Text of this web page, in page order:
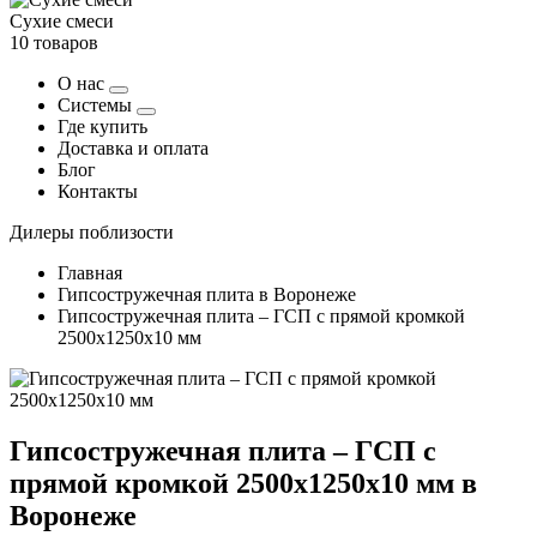
Сухие смеси
10 товаров
О нас
Системы
Где купить
Доставка и оплата
Блог
Контакты
Дилеры поблизости
Главная
Гипсостружечная плита в Воронеже
Гипсостружечная плита – ГСП с прямой кромкой
2500х1250х10 мм
Гипсостружечная плита – ГСП с
прямой кромкой 2500х1250х10 мм в
Воронеже